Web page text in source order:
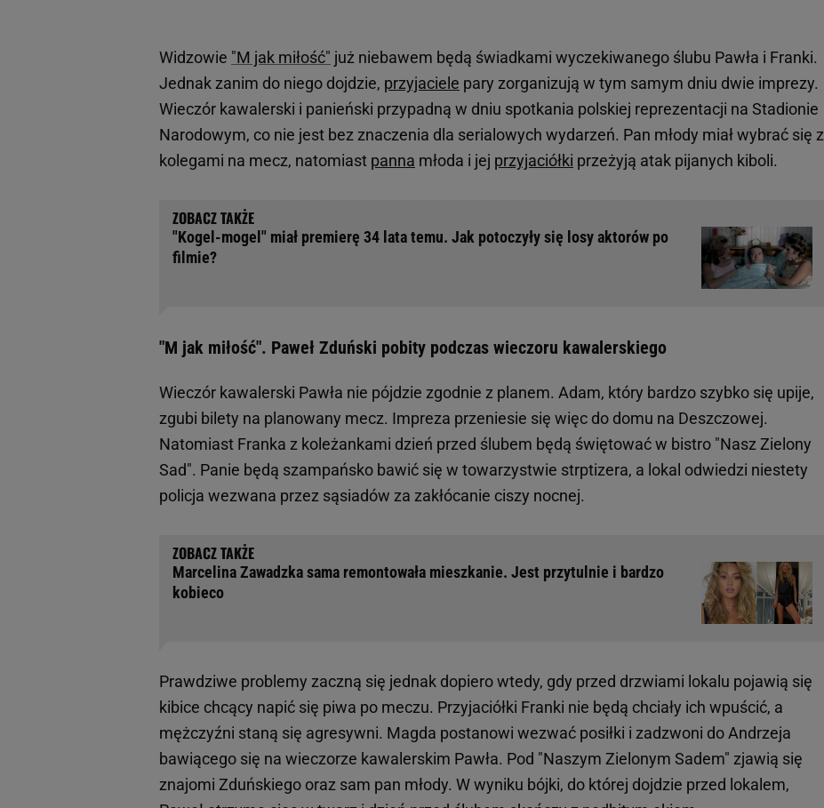
Widzowie "M jak miłość" już niebawem będą świadkami wyczekiwanego ślubu Pawła i Franki.
Jednak zanim do niego dojdzie, przyjaciele pary zorganizują w tym samym dniu dwie imprezy.
Wieczór kawalerski i panieński przypadną w dniu spotkania polskiej reprezentacji na Stadionie
Narodowym, co nie jest bez znaczenia dla serialowych wydarzeń. Pan młody miał wybrać się z
kolegami na mecz, natomiast panna młoda i jej przyjaciółki przeżyją atak pijanych kiboli.
"Kogel-mogel" miał premierę 34 lata temu. Jak potoczyły się losy aktorów po
filmie?
"M jak miłość". Paweł Zduński pobity podczas wieczoru kawalerskiego
Wieczór kawalerski Pawła nie pójdzie zgodnie z planem. Adam, który bardzo szybko się upije,
zgubi bilety na planowany mecz. Impreza przeniesie się więc do domu na Deszczowej.
Natomiast Franka z koleżankami dzień przed ślubem będą świętować w bistro "Nasz Zielony
Sad". Panie będą szampańsko bawić się w towarzystwie strptizera, a lokal odwiedzi niestety
policja wezwana przez sąsiadów za zakłócanie ciszy nocnej.
Marcelina Zawadzka sama remontowała mieszkanie. Jest przytulnie i bardzo
kobieco
Prawdziwe problemy zaczną się jednak dopiero wtedy, gdy przed drzwiami lokalu pojawią się
kibice chcący napić się piwa po meczu. Przyjaciółki Franki nie będą chciały ich wpuścić, a
mężczyźni staną się agresywni. Magda postanowi wezwać posiłki i zadzwoni do Andrzeja
bawiącego się na wieczorze kawalerskim Pawła. Pod "Naszym Zielonym Sadem" zjawią się
znajomi Zduńskiego oraz sam pan młody. W wyniku bójki, do której dojdzie przed lokalem,